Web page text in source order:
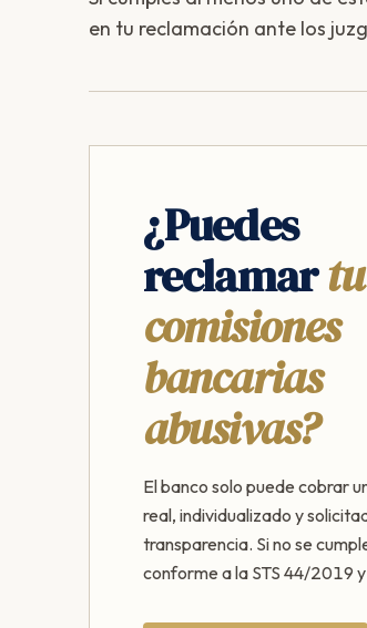
en tu reclamación ante los
¿Puedes
reclamartu
comisiones
bancarias
abusivas?
El banco solo puede cobrar
real, individualizado y
transparencia. Si no se
conforme a la STS 44/2019